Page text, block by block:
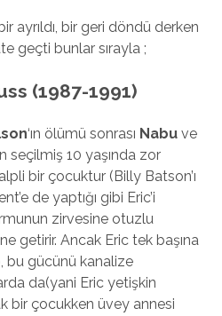
ayrıldı, bir geri döndü derken
geçti bunlar sırayla ;
(1987-1991)
‘ın ölümü sonrası Nabuve
seçilmiş 10 yaşında zor
bir çocuktur (Billy Batson’ı
de yaptığı gibi Eric’i
zirvesine otuzlu
getirir. Ancak Eric tek başına
bu gücünü kanalize
da(yani Eric yetişkin
bir çocukken üvey annesi